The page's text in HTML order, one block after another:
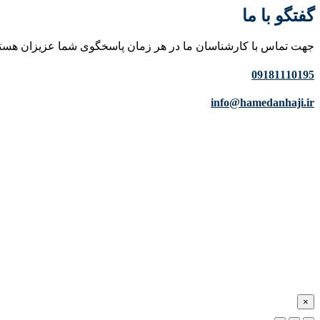
گفتگو با ما
جهت تماس با کارشناسان ما در هر زمان پاسخگوی شما عزیزان
09181110195
info@hamedanhaji.ir
×